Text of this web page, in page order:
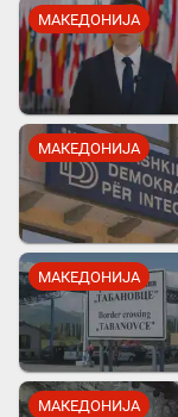
МАКЕДОНИЈА
МАКЕДОНИЈА
МАКЕДОНИЈА
МАКЕДОНИЈА